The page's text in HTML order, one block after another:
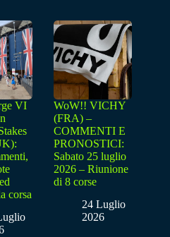
VI
corsa
WoW!! VICHY
(FRA) –
COMMENTI E
PRONOSTICI:
Sabato 25 luglio
2026 – Riunione
di 8 corse
24 Luglio
2026